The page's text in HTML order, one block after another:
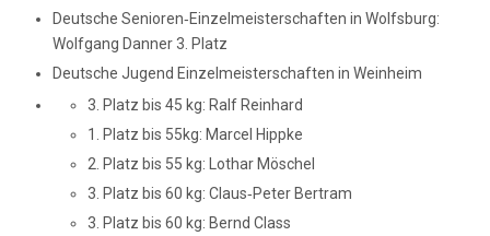
Deutsche Senioren‑Einzelmeisterschaften in Wolfsburg:
Wolfgang Danner 3. Platz
Deutsche Jugend Einzelmeisterschaften in Weinheim
3. Platz bis 45 kg: Ralf Reinhard
1. Platz bis 55kg: Marcel Hippke
2. Platz bis 55 kg: Lothar Möschel
3. Platz bis 60 kg: Claus‑Peter Bertram
3. Platz bis 60 kg: Bernd Class